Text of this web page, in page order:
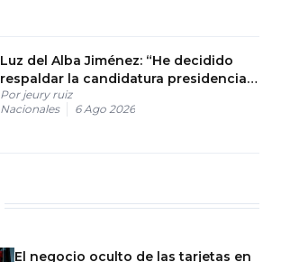
Luz del Alba Jiménez: “He decidido
respaldar la candidatura presidencial
de Carolina Mejía”
Por jeury ruiz
Nacionales
6 Ago 2026
El negocio oculto de las tarjetas en